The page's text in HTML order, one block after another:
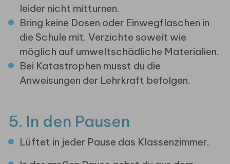
leider nicht mitturnen.
Bring keine Dosen oder Einwegflaschen in
die Schule mit. Verzichte soweit wie
möglich auf umweltschädliche Materialien.
Bei Katastrophen musst du die
Anweisungen der Lehrkraft befolgen.
5. In den Pausen
Lüftet in jeder Pause das Klassenzimmer.